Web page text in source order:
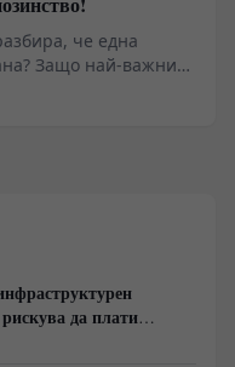
че една
Защо най-важните
и защо
към стария
все още не се е
на елитите,
Франция, Русия
обществата
да плати
на Европа с